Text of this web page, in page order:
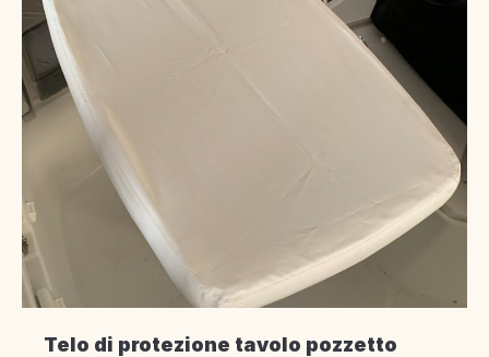
Telo di protezione tavolo pozzetto